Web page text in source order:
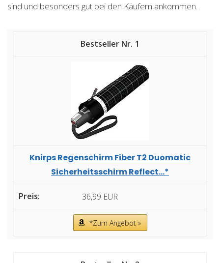
sind und besonders gut bei den Käufern ankommen.
1
Knirps Regenschirm Fiber T2 Duomatic
Sicherheitsschirm Reflect...*
36,99 EUR
*Zum Angebot »